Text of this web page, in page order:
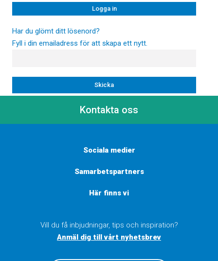
Har du glömt ditt lösenord?
Fyll i din emailadress för att skapa ett nytt.
Kontakta oss
Sociala medier
Samarbetspartners
Här finns vi
Vill du få inbjudningar, tips och inspiration?
Anmäl dig till vårt nyhetsbrev